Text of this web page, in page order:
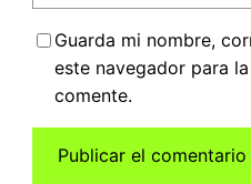
Guarda mi nombre,
este navegador para
comente.